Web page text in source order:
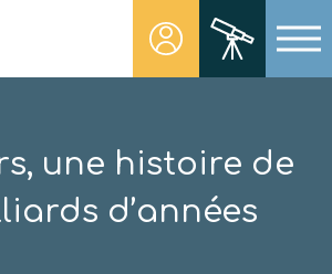
une histoire de
d’années